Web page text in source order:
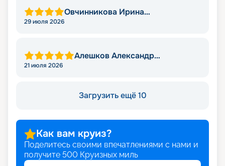
Овчинникова Ирина
29 июля 2026
Алешков Александр
21 июля 2026
Загрузить ещё 10
Как вам круиз?
Поделитесь своими впечатлениями с нами и
получите 500 Круизных миль